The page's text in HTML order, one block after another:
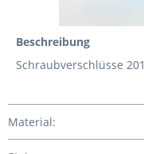
Beschreibung
Schraubverschlüsse 201
Material: